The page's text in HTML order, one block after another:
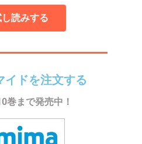
読みする
イドを注文する
巻まで発売中！